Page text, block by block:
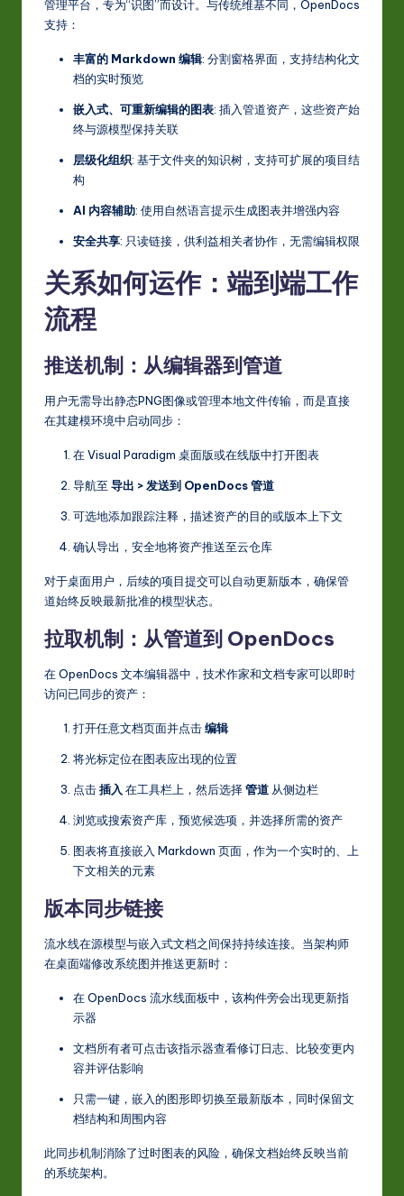
管理平台，专为“识图”而设计。与传统维基不同，OpenDocs
支持：
丰富的 Markdown 编辑: 分割窗格界面，支持结构化文
档的实时预览
嵌入式、可重新编辑的图表: 插入管道资产，这些资产始
终与源模型保持关联
层级化组织: 基于文件夹的知识树，支持可扩展的项目结
构
AI 内容辅助: 使用自然语言提示生成图表并增强内容
安全共享: 只读链接，供利益相关者协作，无需编辑权限
关系如何运作：端到端工作
流程
推送机制：从编辑器到管道
用户无需导出静态PNG图像或管理本地文件传输，而是直接
在其建模环境中启动同步：
在 Visual Paradigm 桌面版或在线版中打开图表
导航至 导出 > 发送到 OpenDocs 管道
可选地添加跟踪注释，描述资产的目的或版本上下文
确认导出，安全地将资产推送至云仓库
对于桌面用户，后续的项目提交可以自动更新版本，确保管
道始终反映最新批准的模型状态。
拉取机制：从管道到 OpenDocs
在 OpenDocs 文本编辑器中，技术作家和文档专家可以即时
访问已同步的资产：
打开任意文档页面并点击编辑
将光标定位在图表应出现的位置
点击插入 在工具栏上，然后选择管道 从侧边栏
浏览或搜索资产库，预览候选项，并选择所需的资产
图表将直接嵌入 Markdown 页面，作为一个实时的、上
下文相关的元素
版本同步链接
流水线在源模型与嵌入式文档之间保持持续连接。当架构师
在桌面端修改系统图并推送更新时：
在 OpenDocs 流水线面板中，该构件旁会出现更新指
示器
文档所有者可点击该指示器查看修订日志、比较变更内
容并评估影响
只需一键，嵌入的图形即切换至最新版本，同时保留文
档结构和周围内容
此同步机制消除了过时图表的风险，确保文档始终反映当前
的系统架构。